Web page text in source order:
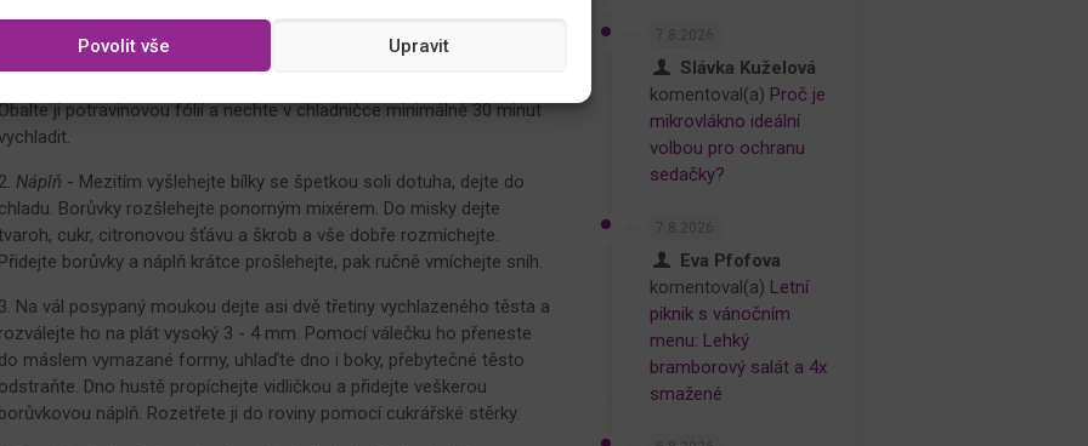
Povolit vše Upravit
(jemně mleté blanšírované mandle), cukr, špetku soli, citronovou kůru,
kostičky chladného másla, studenou vodu a žloutky. Hnětacím hákem
ji potravinovou fólií a nechte v chladničce minimálně 30 minut
2. Náplň - Mezitím vyšlehejte bílky se špetkou soli dotuha, dejte do
chladu. Borůvky rozšlehejte ponorným mixérem. Do misky dejte
cukr, citronovou šťávu a škrob a vše dobře rozmíchejte.
Přidejte borůvky a náplň krátce prošlehejte, pak ručně vmíchejte sníh.
3. Na vál posypaný moukou dejte asi dvě třetiny vychlazeného těsta a
rozválejte ho na plát vysoký 3 - 4 mm. Pomocí válečku ho přeneste
do máslem vymazané formy, uhlaďte dno i boky, přebytečné těsto
odstraňte. Dno hustě propíchejte vidličkou a přidejte veškerou
borůvkovou náplň. Rozetřete ji do roviny pomocí cukrářské stěrky.
Slávka Kuželová
komentoval(a) Proč je
mikrovlákno ideální
volbou pro ochranu
sedačky?
Eva Pfofova
komentoval(a) Letní
piknik s vánočním
menu: Lehký
bramborový salát a 4x
smažené